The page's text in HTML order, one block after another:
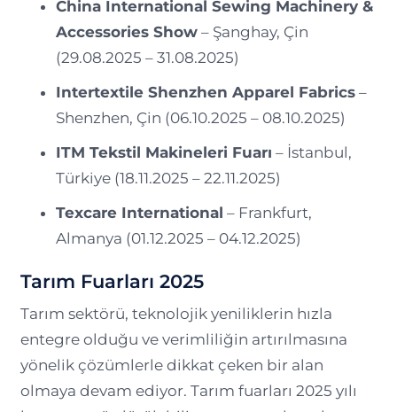
China International Sewing Machinery &
Accessories Show– Şanghay, Çin
(29.08.2025 – 31.08.2025)
Intertextile Shenzhen Apparel Fabrics–
Shenzhen, Çin (06.10.2025 – 08.10.2025)
ITM Tekstil Makineleri Fuarı – İstanbul,
Türkiye (18.11.2025 – 22.11.2025)
Texcare International – Frankfurt,
Almanya (01.12.2025 – 04.12.2025)
Tarım Fuarları 2025
Tarım sektörü, teknolojik yeniliklerin hızla
entegre olduğu ve verimliliğin artırılmasına
yönelik çözümlerle dikkat çeken bir alan
olmaya devam ediyor. Tarım fuarları 2025 yılı